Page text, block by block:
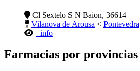
Cl Sextelo S N Baion, 36614
Vilanova de Arousa < Pontevedra
+info
Farmacias por provincias